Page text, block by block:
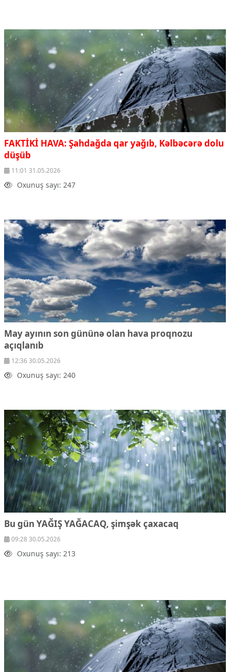
FAKTİKİ HAVA: Şahdağda qar yağıb, Kəlbəcərə dolu
düşüb
11:01 31.05.2026
Oxunuş sayı: 247
May ayının son gününə olan hava proqnozu
açıqlanıb
12:36 30.05.2026
Oxunuş sayı: 240
Bu gün YAĞIŞ YAĞACAQ, şimşək çaxacaq
09:28 30.05.2026
Oxunuş sayı: 213